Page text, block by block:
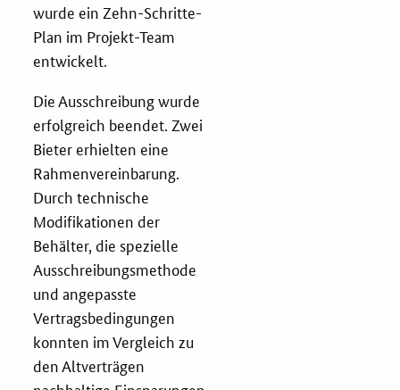
wurde ein Zehn-Schritte-
Plan im Projekt-Team
entwickelt.
Die Ausschreibung wurde
erfolgreich beendet. Zwei
Bieter erhielten eine
Rahmenvereinbarung.
Durch technische
Modifikationen der
Behälter, die spezielle
Ausschreibungsmethode
und angepasste
Vertragsbedingungen
konnten im Vergleich zu
den Altverträgen